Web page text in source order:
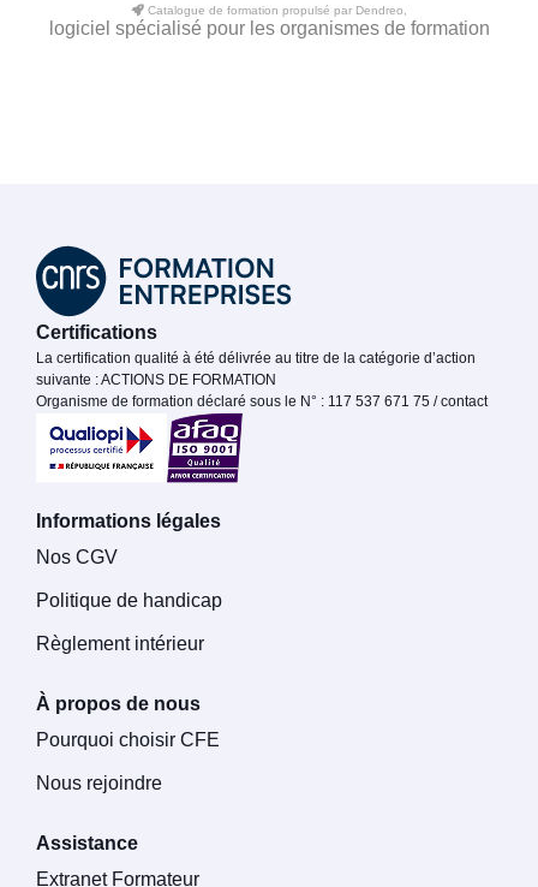
Catalogue de formation propulsé par Dendreo,
logiciel spécialisé pour les organismes de formation
Certifications
La certification qualité à été délivrée au titre de la catégorie d’action
suivante : ACTIONS DE FORMATION
Organisme de formation déclaré sous le N° : 117 537 671 75 / contact
Informations légales
Nos CGV
Politique de handicap
Règlement intérieur
À propos de nous
Pourquoi choisir CFE
Nous rejoindre
Assistance
Extranet Formateur